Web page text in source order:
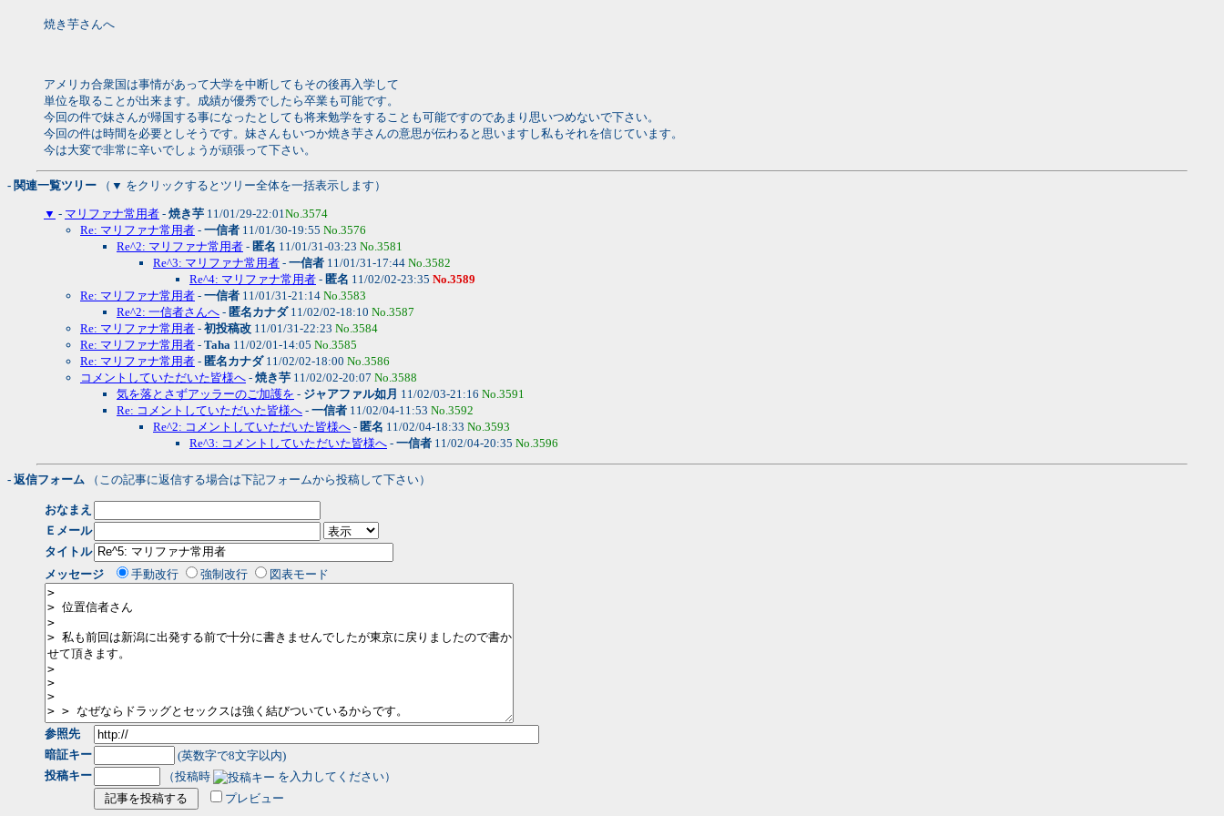
焼き芋さんへ
アメリカ合衆国は事情があって大学を中断してもその後再入学して
単位を取ることが出来ます。成績が優秀でしたら卒業も可能です。
今回の件で妹さんが帰国する事になったとしても将来勉学をすることも可能ですのであまり思いつめないで下さい。
今回の件は時間を必要としそうです。妹さんもいつか焼き芋さんの意思が伝わると思いますし私もそれを信じています。
今は大変で非常に辛いでしょうが頑張って下さい。
- 関連一覧ツリー （▼ をクリックするとツリー全体を一括表示します）
▼ - マリファナ常用者 - 焼き芋 11/01/29-22:01No.3574
Re: マリファナ常用者 - 一信者 11/01/30-19:55 No.3576
Re^2: マリファナ常用者 - 匿名 11/01/31-03:23 No.3581
Re^3: マリファナ常用者 - 一信者 11/01/31-17:44 No.3582
Re^4: マリファナ常用者 - 匿名 11/02/02-23:35 No.3589
Re: マリファナ常用者 - 一信者 11/01/31-21:14 No.3583
Re^2: 一信者さんへ - 匿名カナダ11/02/02-18:10 No.3587
Re: マリファナ常用者 - 初投稿改 11/01/31-22:23 No.3584
Re: マリファナ常用者 - Taha 11/02/01-14:05 No.3585
Re: マリファナ常用者 - 匿名カナダ11/02/02-18:00 No.3586
コメントしていただいた皆様へ - 焼き芋 11/02/02-20:07 No.3588
気を落とさずアッラーのご加護を - ジャアファル如月 11/02/03-21:16 No.3591
Re: コメントしていただいた皆様へ - 一信者 11/02/04-11:53 No.3592
Re^2: コメントしていただいた皆様へ - 匿名 11/02/04-18:33 No.3593
Re^3: コメントしていただいた皆様へ - 一信者 11/02/04-20:35 No.3596
- 返信フォーム （この記事に返信する場合は下記フォームから投稿して下さい）
おなまえ
Ｅメール
タイトル
メッセージ
手動改行 強制改行 図表モード
参照先
暗証キー
(英数字で8文字以内)
投稿キー
（投稿時
を入力してください）
プレビュー